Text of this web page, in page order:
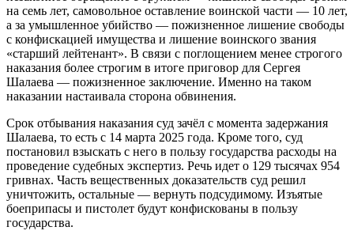
на семь лет, самовольное оставление воинской части — 10 лет,
а за умышленное убийство — пожизненное лишение свободы
с конфискацией имущества и лишение воинского звания
«старший лейтенант». В связи с поглощением менее строгого
наказания более строгим в итоге приговор для Сергея
Шалаева — пожизненное заключение. Именно на таком
наказании настаивала сторона обвинения.
Срок отбывания наказания суд зачёл с момента задержания
Шалаева, то есть с 14 марта 2025 года. Кроме того, суд
постановил взыскать с него в пользу государства расходы на
проведение судебных экспертиз. Речь идет о 129 тысячах 954
гривнах. Часть вещественных доказательств суд решил
уничтожить, остальные — вернуть подсудимому. Изъятые
боеприпасы и пистолет будут конфискованы в пользу
государства.